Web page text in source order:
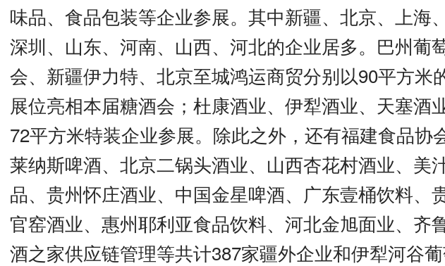
味品、食品包装等企业参展。其中新疆、北京、上海、
深圳、山东、河南、山西、河北的企业居多。巴州葡
会、新疆伊力特、北京至城鸿运商贸分别以90平方米
展位亮相本届糖酒会；杜康酒业、伊犁酒业、天塞酒
72平方米特装企业参展。除此之外，还有福建食品协
莱纳斯啤酒、北京二锅头酒业、山西杏花村酒业、美
品、贵州怀庄酒业、中国金星啤酒、广东壹桶饮料、
官窑酒业、惠州耶利亚食品饮料、河北金旭面业、齐鲁
酒之家供应链管理等共计387家疆外企业和伊犁河谷